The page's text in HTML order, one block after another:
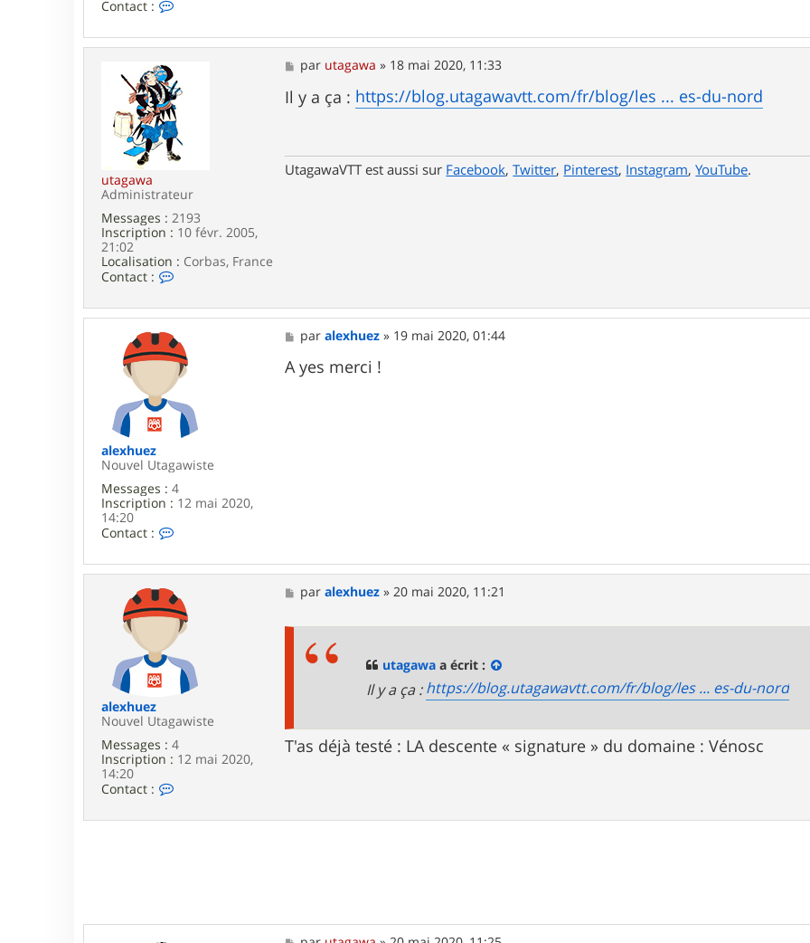
Contact :
n
t
c
t
e
r
a
e
h
e
z
utagawa
Administrateur
Messages : 2193
Inscription : 10 févr. 2005,
21:02
Localisation : Corbas, France
Contact :
t
c
t
e
u
t
a
a
a
M
e
s
s
par utagawa » 18 mai 2020, 11:33
Il y a ça : https://blog.utagawavtt.com/fr/blog/les ... es-du-nord
UtagawaVTT est aussi sur Facebook,Twitter, Pinterest, Instagram,YouTube.
alexhuez
Nouvel Utagawiste
Messages : 4
Inscription : 12 mai 2020,
14:20
Contact :
n
t
c
t
e
a
e
h
e
z
M
e
s
s
paralexhuez » 19 mai 2020, 01:44
A yes merci !
alexhuez
Nouvel Utagawiste
Messages : 4
Inscription : 12 mai 2020,
14:20
Contact :
M
e
paralexhuez »20 mai 2020, 11:21
utagawa a écrit :
Il y a ça :https://blog.utagawavtt.com/fr/blog/les ... es-du-nord
T'as déjà testé : LA descente « signature » du domaine : Vénosc